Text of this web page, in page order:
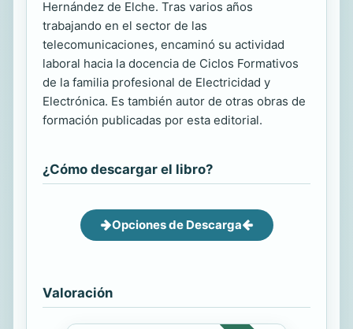
Hernández de Elche. Tras varios años
trabajando en el sector de las
telecomunicaciones, encaminó su actividad
laboral hacia la docencia de Ciclos Formativos
de la familia profesional de Electricidad y
Electrónica. Es también autor de otras obras de
formación publicadas por esta editorial.
¿Cómo descargar el libro?
Opciones de Descarga
Valoración